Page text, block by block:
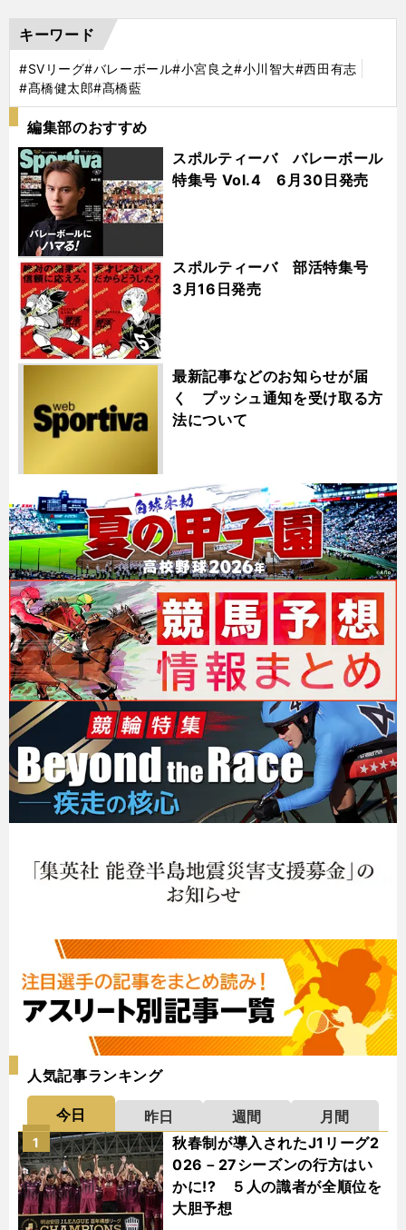
キーワード
#SVリーグ#バレーボール#小宮良之#小川智大#西田有志
#髙橋健太郎#髙橋藍
編集部のおすすめ
スポルティーバ バレーボール
特集号 Vol.4 6月30日発売
スポルティーバ 部活特集号
3月16日発売
最新記事などのお知らせが届
く プッシュ通知を受け取る方
法について
人気記事ランキング
今日 昨日 週間
月間
秋春制が導入されたJ1リーグ2
026－27シーズンの行方はい
かに!? ５人の識者が全順位を
大胆予想
1